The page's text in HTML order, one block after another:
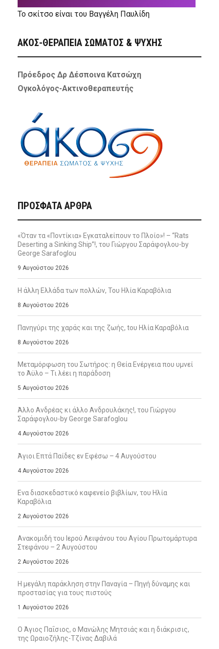
Το σκίτσο είναι του Βαγγέλη Παυλίδη
ΑΚΟΣ-ΘΕΡΑΠΕΙΑ ΣΩΜΑΤΟΣ & ΨΥΧΗΣ
Πρόεδρος Δρ Δέσποινα Κατσώχη
Ογκολόγος-Ακτινοθεραπευτής
ΠΡΌΣΦΑΤΑ ΆΡΘΡΑ
«Όταν τα «Ποντίκια» Εγκαταλείπουν το Πλοίο»! – “Rats
Deserting a Sinking Ship”!, του Γιώργου Σαράφογλου-by
George Sarafoglou
9 Αυγούστου 2026
Η άλλη Ελλάδα των πολλών, Του Ηλία Καραβόλια
8 Αυγούστου 2026
Πανηγύρι της χαράς και της ζωής, tου Ηλία Καραβόλια
8 Αυγούστου 2026
Μεταμόρφωση του Σωτήρος: η Θεία Ενέργεια που υμνεί
το Άϋλο – Τι λέει η παράδοση
5 Αυγούστου 2026
Άλλο Ανδρέας κι άλλο Ανδρουλάκης!, του Γιώργου
Σαράφογλου-by George Sarafoglou
4 Αυγούστου 2026
Άγιοι Επτά Παίδες εν Εφέσω – 4 Αυγούστου
4 Αυγούστου 2026
Ενα διασκεδαστικό καφενείο βιβλίων, του Ηλία
Καραβόλια
2 Αυγούστου 2026
Ανακομιδή του Ιερού Λειψάνου του Αγίου Πρωτομάρτυρα
Στεφάνου – 2 Αυγούστου
2 Αυγούστου 2026
Η μεγάλη παράκληση στην Παναγία – Πηγή δύναμης και
προστασίας για τους πιστούς
1 Αυγούστου 2026
Ο Άγιος Παΐσιος, ο Μανώλης Μητσιάς και η διάκρισις,
της Ωραιοζήλης-Τζίνας Δαβιλά